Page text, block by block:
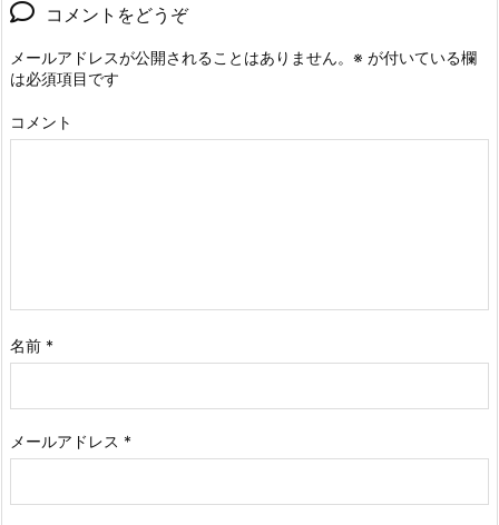
コメントをどうぞ
メールアドレスが公開されることはありません。 ※ が付いている欄
は必須項目です
コメント
名前 *
メールアドレス *